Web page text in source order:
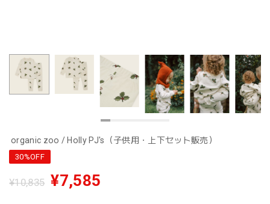
organic zoo / Holly PJ's（子供用・上下セット販売）
30%OFF
¥10,835 ¥7,585